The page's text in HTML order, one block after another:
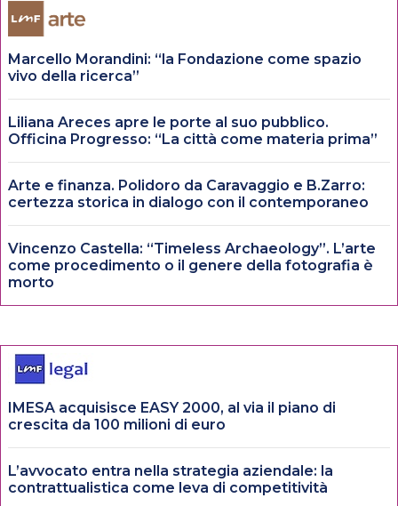
Marcello Morandini: “la Fondazione come spazio
vivo della ricerca”
Liliana Areces apre le porte al suo pubblico.
Officina Progresso: “La città come materia prima”
Arte e finanza. Polidoro da Caravaggio e B.Zarro:
certezza storica in dialogo con il contemporaneo
Vincenzo Castella: “Timeless Archaeology”. L’arte
come procedimento o il genere della fotografia è
morto
IMESA acquisisce EASY 2000, al via il piano di
crescita da 100 milioni di euro
L’avvocato entra nella strategia aziendale: la
contrattualistica come leva di competitività